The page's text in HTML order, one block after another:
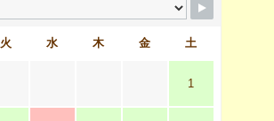
火 水 木 金 土
1